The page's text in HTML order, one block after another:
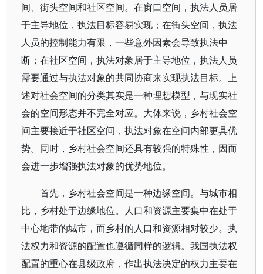
间、街头空间和社区空间。在窗口空间，执法人员居
于主导地位，执法目标容易实现；在街头空间，执法
人员的控制能力有限，一些意外因素会导致执法中
断；在社区空间，执法对象居于主导地位，执法人员
需要通过与执法对象的共同协商来实现执法目标。上
述对社会空间的分类其实是一种理想模型，与现实社
会的空间形态并不完全对应。大体来说，乡村社会空
间主要接近于社区空间，执法对象在空间内部更具优
势。同时，乡村社会空间还具有较强的特殊性，因而
会进一步增强执法对象的优势地位。
首先，乡村社会空间是一种边缘空间。与城市相
比，乡村处于边缘地位。人口和资源主要集中在处于
中心地带的城市，而乡村的人口和资源相对较少。执
法权力和资源的配置也遵循同样的逻辑。我国执法权
配置的重心在县级政府，作出执法决定的权力主要在